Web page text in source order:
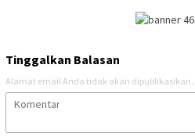
Tinggalkan Balasan
Alamat email Anda tidak akan dipublikasikan.